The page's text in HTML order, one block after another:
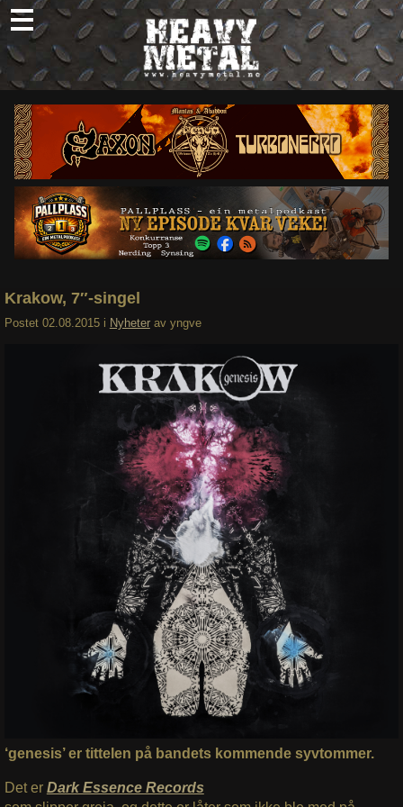
Skip
to
content
Nyheter
Omtaler
Intervjuer
Om oss
Abonner
Søk
Krakow, 7″-singel
Postet 02.08.2015 i Nyheter av yngve
‘genesis’ er tittelen på bandets kommende syvtommer.
Det er Dark Essence Records